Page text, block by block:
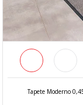
DIMENSÕES
- Tapete - 60 cm X
ITENS INCLUSOS
- 01 Tapete de
*imagem
Tapete Moderno